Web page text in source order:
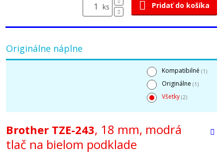
ks Pridať do košíka
Originálne náplne
Kompatibilné (1)
Originálne (1)
Všetky (2)
Brother TZE-243, 18 mm, modrá
tlač na bielom podklade